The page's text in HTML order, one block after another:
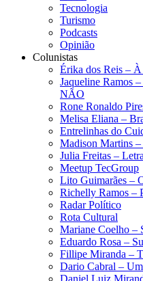
Tecnologia
Turismo
Podcasts
Opinião
Colunistas
Érika dos Reis​ –
Jaqueline Ramos
NÃO
Rone Ronaldo
Melisa Eliana –
Entrelinhas do
Madison Martins
Julia Freitas​ –
Meetup TecGroup
Lito Guimarães –
Richelly Ramos​ –
Radar Político
Rota Cultural
Mariane Coelho –
Eduardo Rosa​ –
Fillipe Miranda –
Dario Cabral –
Daniel Luiz